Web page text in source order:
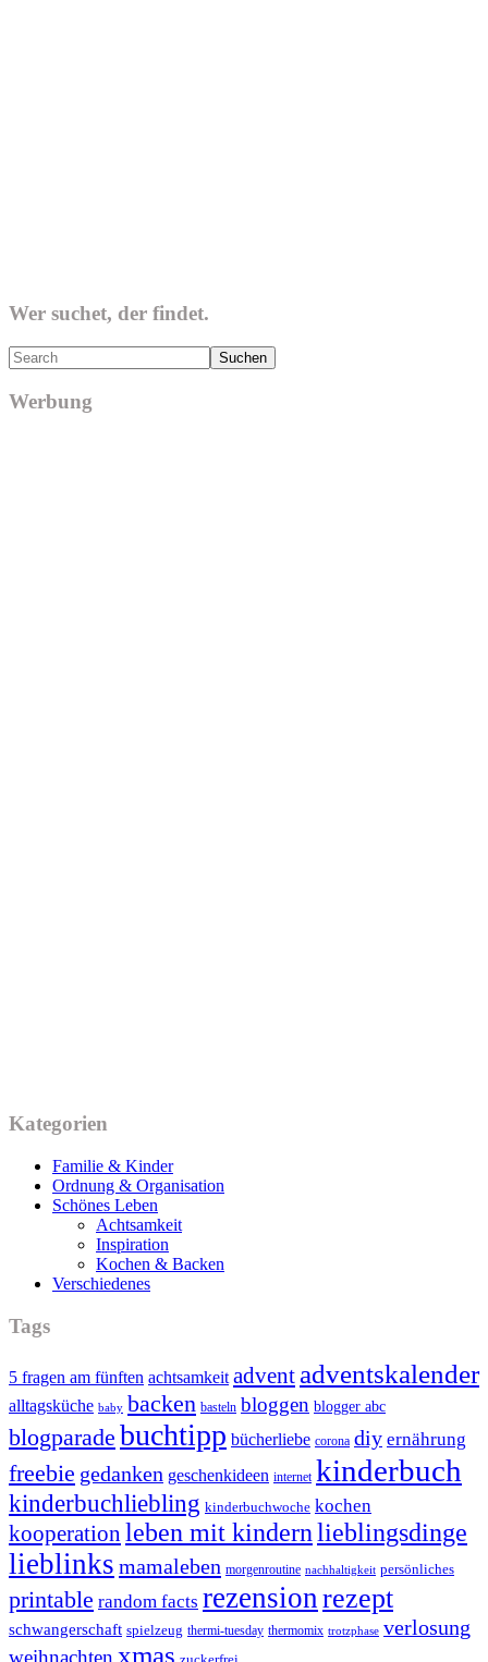
Wer suchet, der findet.
Search
Werbung
Kategorien
Familie & Kinder
Ordnung & Organisation
Schönes Leben
Achtsamkeit
Inspiration
Kochen & Backen
Verschiedenes
Tags
5 fragen am fünften achtsamkeit advent adventskalender
alltagsküche baby backen basteln bloggen blogger abc
blogparade buchtipp bücherliebe corona diy ernährung
freebie gedanken geschenkideen internet kinderbuch
kinderbuchliebling kinderbuchwoche kochen
kooperation leben mit kindernlieblingsdinge
lieblinks mamaleben morgenroutine nachhaltigkeit persönliches
printable random facts rezensionrezept
schwangerschaft spielzeug thermi-tuesday thermomix trotzphase verlosung
xmas